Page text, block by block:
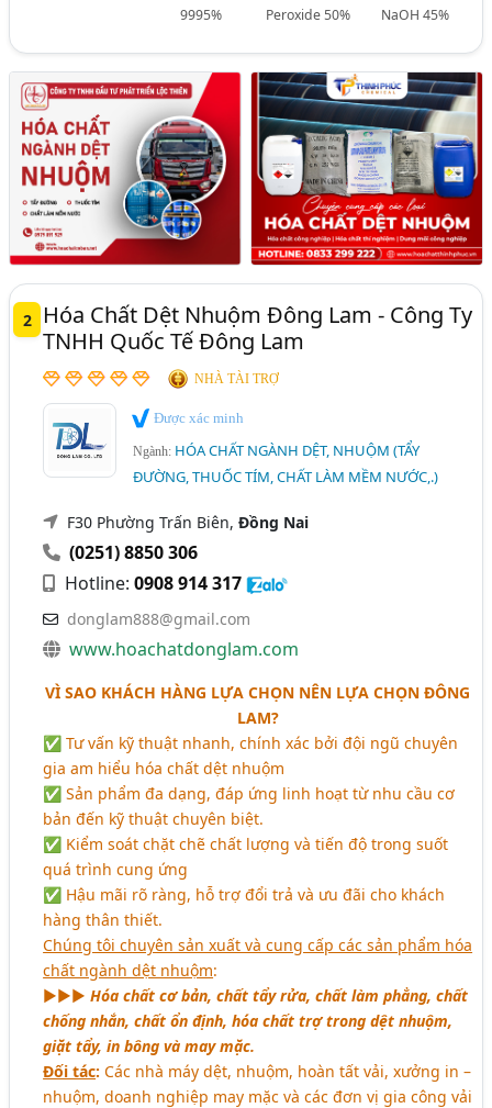
9995%
Peroxide 50%
NaOH 45%
2
Hóa Chất Dệt Nhuộm Đông Lam - Công Ty
TNHH Quốc Tế Đông Lam
NHÀ TÀI TRỢ
Được xác minh
Ngành: HÓA CHẤT NGÀNH DỆT, NHUỘM (TẨY
ĐƯỜNG, THUỐC TÍM, CHẤT LÀM MỀM NƯỚC,.)
F30 Phường Trấn Biên,Đồng Nai
(0251) 8850 306
Hotline:0908 914 317
donglam888@gmail.com
www.hoachatdonglam.com
VÌ SAO KHÁCH HÀNG LỰA CHỌN NÊN LỰA CHỌN ĐÔNG
LAM?
✅ Tư vấn kỹ thuật nhanh, chính xác bởi đội ngũ chuyên
gia am hiểu hóa chất dệt nhuộm
✅ Sản phẩm đa dạng, đáp ứng linh hoạt từ nhu cầu cơ
bản đến kỹ thuật chuyên biệt.
✅ Kiểm soát chặt chẽ chất lượng và tiến độ trong suốt
quá trình cung ứng
✅ Hậu mãi rõ ràng, hỗ trợ đổi trả và ưu đãi cho khách
hàng thân thiết.
Chúng tôi chuyên sản xuất và cung cấp các sản phẩm hóa
chất ngành dệt nhuộm:
►►►Hóa chất cơ bản, chất tẩy rửa, chất làm phẳng, chất
chống nhắn, chất ổn định, hóa chất trợ trong dệt nhuộm,
giặt tẩy, in bông và may mặc.
Đối tác: Các nhà máy dệt, nhuộm, hoàn tất vải, xưởng in –
nhuộm, doanh nghiệp may mặc và các đơn vị gia công vải